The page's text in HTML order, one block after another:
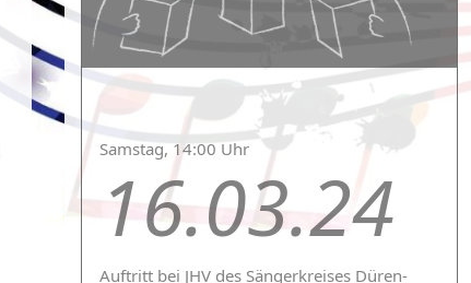
Samstag, 14:00 Uhr
16.03.24
Auftritt bei JHV des Sängerkreises Düren-